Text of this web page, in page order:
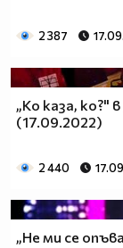
2 387
„Ко каза, ко?"
(17.09.2022)
2 440
„Не ми се